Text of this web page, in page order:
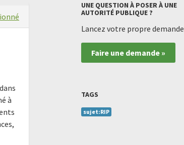
à
UNE QUESTION À POSER À UNE
AUTORITÉ PUBLIQUE ?
Lancez votre propre demande
Faire une demande »
TAGS
sujet:RIP